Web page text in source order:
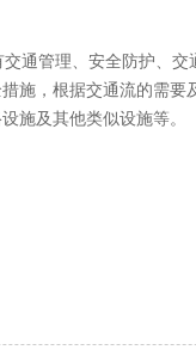
管理、安全防护、交
施，根据交通流的需要
施及其他类似设施等。